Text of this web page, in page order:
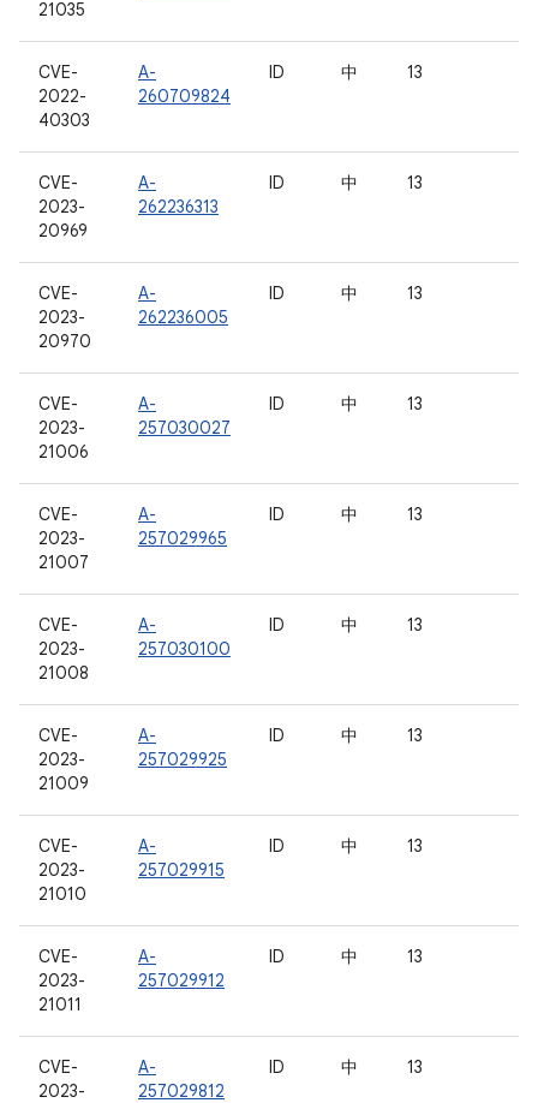
21035
CVE-
2022-
40303
A-
260709824
ID 中 13
CVE-
2023-
20969
A-
262236313
ID 中 13
CVE-
2023-
20970
A-
262236005
ID 中 13
CVE-
2023-
21006
A-
257030027
ID 中 13
CVE-
2023-
21007
A-
257029965
ID 中 13
CVE-
2023-
21008
A-
257030100
ID 中 13
CVE-
2023-
21009
A-
257029925
ID 中 13
CVE-
2023-
21010
A-
257029915
ID 中 13
CVE-
2023-
21011
A-
257029912
ID 中 13
CVE-
2023-
A-
257029812
ID 中 13